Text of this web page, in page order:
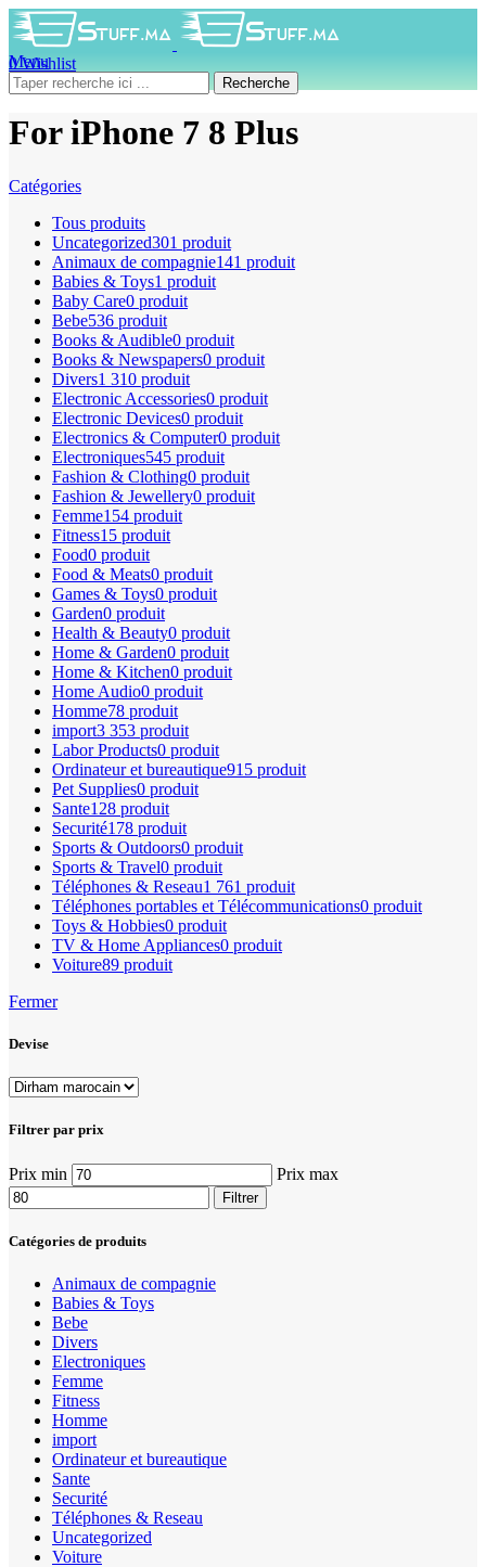
0Wishlist
0produit 0DH
Menu
Recherche
For iPhone 7 8 Plus
Catégories
Tous produits
Uncategorized301 produit
Animaux de compagnie141 produit
Babies & Toys1 produit
Baby Care0 produit
Bebe536 produit
Books & Audible0 produit
Books & Newspapers0 produit
Divers1 310 produit
Electronic Accessories0 produit
Electronic Devices0 produit
Electronics & Computer0 produit
Electroniques545 produit
Fashion & Clothing0 produit
Fashion & Jewellery0 produit
Femme154 produit
Fitness15 produit
Food0 produit
Food & Meats0 produit
Games & Toys0 produit
Garden0 produit
Health & Beauty0 produit
Home & Garden0 produit
Home & Kitchen0 produit
Home Audio0 produit
Homme78 produit
import3 353 produit
Labor Products0 produit
Ordinateur et bureautique915 produit
Pet Supplies0 produit
Sante128 produit
Securité178 produit
Sports & Outdoors0 produit
Sports & Travel0 produit
Téléphones & Reseau1 761 produit
Téléphones portables et Télécommunications0 produit
Toys & Hobbies0 produit
TV & Home Appliances0 produit
Voiture89 produit
Fermer
Devise
Filtrer par prix
Prix min Prix max
Filtrer
Catégories de produits
Animaux de compagnie
Babies & Toys
Bebe
Divers
Electroniques
Femme
Fitness
Homme
import
Ordinateur et bureautique
Sante
Securité
Téléphones & Reseau
Uncategorized
Voiture